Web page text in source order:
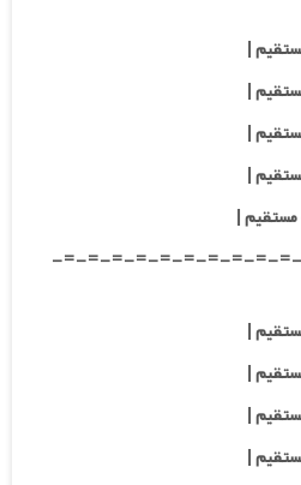
-=-=-=-=-=-=-=-=-=-